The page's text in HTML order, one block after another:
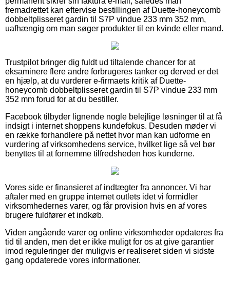
fremadrettet kan eftervise bestillingen af Duette-honeycomb
dobbeltplisseret gardin til S7P vindue 233 mm 352 mm,
uafhængig om man søger produkter til en kvinde eller mand.
Trustpilot bringer dig fuldt ud tiltalende chancer for at
eksaminere flere andre forbrugeres tanker og derved er det
en hjælp, at du vurderer e-firmaets kritik af Duette-
honeycomb dobbeltplisseret gardin til S7P vindue 233 mm
352 mm forud for at du bestiller.
Facebook tilbyder lignende nogle belejlige løsninger til at få
indsigt i internet shoppens kundefokus. Desuden møder vi
en række forhandlere på nettet hvor man kan udforme en
vurdering af virksomhedens service, hvilket lige så vel bør
benyttes til at fornemme tilfredsheden hos kunderne.
Vores side er finansieret af indtægter fra annoncer. Vi har
aftaler med en gruppe internet outlets idet vi formidler
virksomhedernes varer, og får provision hvis en af vores
brugere fuldfører et indkøb.
Viden angående varer og online virksomheder opdateres fra
tid til anden, men det er ikke muligt for os at give garantier
imod reguleringer der muligvis er realiseret siden vi sidste
gang opdaterede vores informationer.